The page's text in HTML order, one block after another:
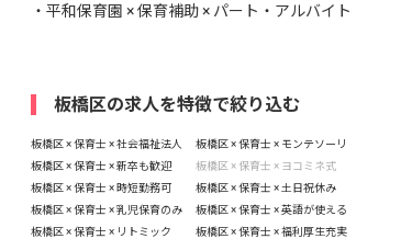
・ 平和保育園 × 保育補助 × パート・アルバイト
板橋区の求人を特徴で絞り込む
板橋区 × 保育士 × 社会福祉法人
板橋区 × 保育士 × モンテソーリ
板橋区 × 保育士 × 新卒も歓迎
板橋区 × 保育士 × ヨコミネ式
板橋区 × 保育士 × 時短勤務可
板橋区 × 保育士 × 土日祝休み
板橋区 × 保育士 × 乳児保育のみ
板橋区 × 保育士 × 英語が使える
板橋区 × 保育士 × リトミック
板橋区 × 保育士 × 福利厚生充実